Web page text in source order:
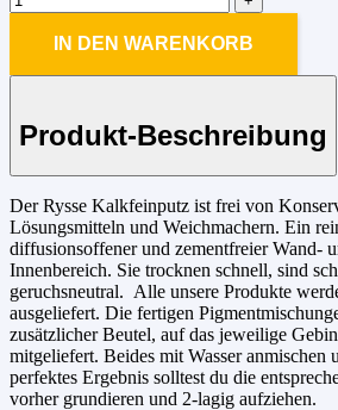
IN DEN WARENKORB
Produkt-Beschreibung
Der Rysse Kalkfeinputz ist frei von
Lösungsmitteln und Weichmachern. Ein
diffusionsoffener und zementfreier Wand-
Innenbereich. Sie trocknen schnell, sind
geruchsneutral. Alle unsere Produkte
ausgeliefert. Die fertigen
zusätzlicher Beutel, auf das jeweilige
mitgeliefert. Beides mit Wasser anmischen
perfektes Ergebnis solltest du die
vorher grundieren und 2-lagig aufziehen.